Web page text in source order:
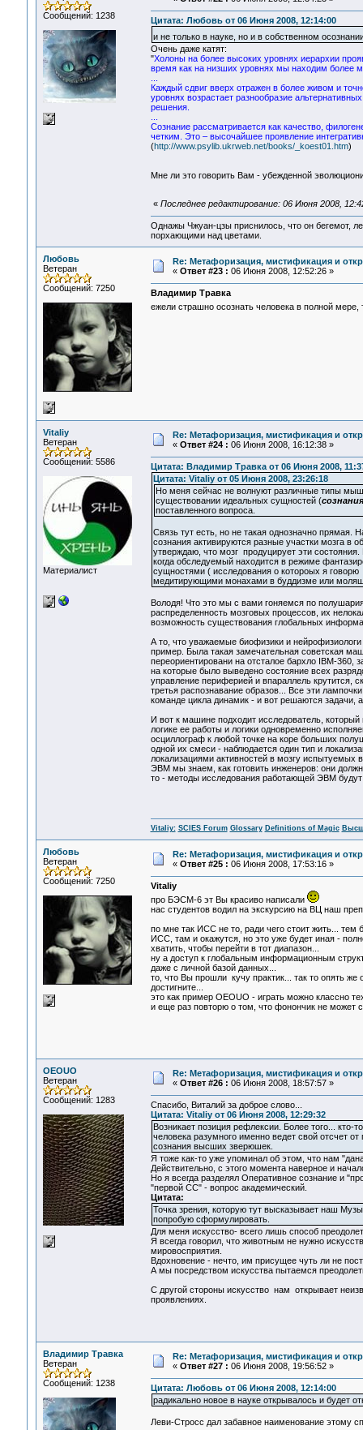
Сообщений: 1238
Цитата: Любовь от 06 Июня 2008, 12:14:00
и не только в науке, но и в собственном
Очень даже катят:
"Холоны на более высоких уровнях иерархии
время как на низших уровнях мы находим более
Каждый сдвиг вверх отражен в более живом и
уровнях возрастает разнообразие
решения.
Сознание рассматривается как качество,
четким. Это – высочайшее проявление
(http://www.psylib.ukrweb.net/books/_koest01.htm)
Мне ли это говорить Вам - убежденной
« Последнее редактирование: 06 Июня 2008,
Однажы Чжуан-цзы приснилось, что он бегемот,
порхающими над цветами.
Любовь
Ветеран
Сообщений: 7250
Re: Метафоризация, мистификация и
« Ответ #23 : 06 Июня 2008, 12:52:26 »
Владимир Травка
ежели страшно осознать человека в полной
Vitaliy
Ветеран
Сообщений: 5586
Материалист
Re: Метафоризация, мистификация и
« Ответ #24 : 06 Июня 2008, 16:12:38 »
Цитата: Владимир Травка от 06 Июня 2008,
Цитата: Vitaliy от 05 Июня 2008, 23:26:18
Но меня сейчас не волнуют различные типы
существовании идеальных сущностей (
поставленного вопроса.
Связь тут есть, но не такая однозначно прямая.
сознания активируются разные участки мозга в
утверждаю, что мозг продуцирует эти
когда обследуемый находится в режиме
сущностями ( исследования о котороых я
медитирующими монахами в буддизме или
Володя! Что это мы с вами гоняемся по
распределенность мозговых процессов, их
возможность существования глобальных
А то, что уважаемые биофизики и
пример. Была такая замечательная советская
переориентировани на отсталое бархло IBM-
на которые было выведено состояние всех
управление периферией и впараллель крутится,
третья распознавание образов... Все эти
команде цикла динамик - и вот решаются задачи,
И вот к машине подходит исследователь,
логике ее работы и логики одновременно
осциллограф к любой точке на коре больших
одной их смеси - наблюдается один тип и
локализациями активностей в мозгу испытуемых
ЭВМ мы знаем, как готовить инженеров: они
то - методы исследования работающей ЭВМ
Vitaliy: SCIES Forum Glossary Definitions of Magic
Любовь
Ветеран
Сообщений: 7250
Re: Метафоризация, мистификация и
« Ответ #25 : 06 Июня 2008, 17:53:16 »
Vitaliy
про БЭСМ-6 эт Вы красиво написали
нас студентов водил на экскурсию на ВЦ наш
по мне так ИСС не то, ради чего стоит жить... тем
ИСС, там и окажутся, но это уже будет иная -
хватить, чтобы перейти в тот диапазон...
ну а доступ к глобальным информационным
даже с личной базой данных...
то, что Вы прошли кучу практик... так то опять же
достигните...
это как пример OEOUO - играть можно классно
и еще раз повторю о том, что фонончик не может
OEOUO
Ветеран
Сообщений: 1283
Re: Метафоризация, мистификация и
« Ответ #26 : 06 Июня 2008, 18:57:57 »
Спасибо, Виталий за доброе слово...
Цитата: Vitaliy от 06 Июня 2008, 12:29:32
Возникает позиция рефлексии. Более того...
человека разумного именно ведет свой отсчет
сознания высших зверюшек.
Я тоже как-то уже упоминал об этом, что нам
Действительно, с этого момента наверное и
Но я всегда разделял Оперативное сознание и
"первой СС" - вопрос академический.
Цитата:
Точка зрения, которую тут высказывает наш
попробую сформулировать.
Для меня искусство- всего лишь способ
Я всегда говорил, что животным не нужно
мировосприятия.
Вдохновение - нечто, им присущее чуть ли не
А мы посредством искусства пытаемся
С другой стороны искусство нам открывает
проявлениях.
Владимир Травка
Ветеран
Сообщений: 1238
Re: Метафоризация, мистификация и
« Ответ #27 : 06 Июня 2008, 19:56:52 »
Цитата: Любовь от 06 Июня 2008, 12:14:00
радикально новое в науке открывалось и будет
Леви-Стросс дал забавное наименование этому